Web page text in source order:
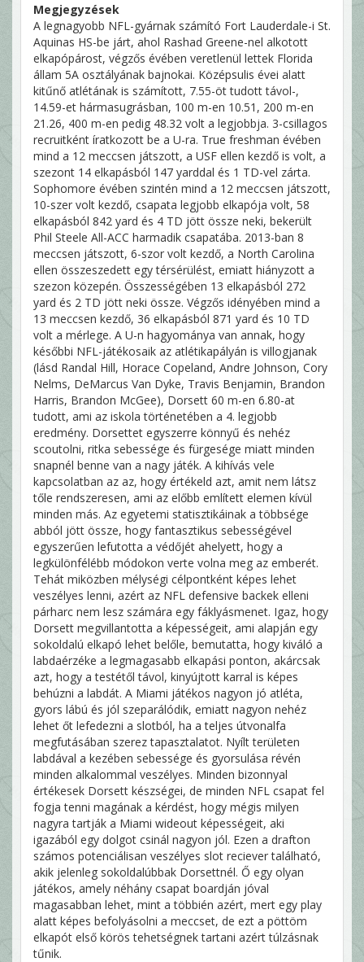
Megjegyzések
A legnagyobb NFL-gyárnak számító Fort Lauderdale-i St.
Aquinas HS-be járt, ahol Rashad Greene-nel alkotott
elkapópárost, végzős évében veretlenül lettek Florida
állam 5A osztályának bajnokai. Középsulis évei alatt
kitűnő atlétának is számított, 7.55-öt tudott távol-,
14.59-et hármasugrásban, 100 m-en 10.51, 200 m-en
21.26, 400 m-en pedig 48.32 volt a legjobbja. 3-csillagos
recruitként íratkozott be a U-ra. True freshman évében
mind a 12 meccsen játszott, a USF ellen kezdő is volt, a
szezont 14 elkapásból 147 yarddal és 1 TD-vel zárta.
Sophomore évében szintén mind a 12 meccsen játszott,
10-szer volt kezdő, csapata legjobb elkapója volt, 58
elkapásból 842 yard és 4 TD jött össze neki, bekerült
Phil Steele All-ACC harmadik csapatába. 2013-ban 8
meccsen játszott, 6-szor volt kezdő, a North Carolina
ellen összeszedett egy térsérülést, emiatt hiányzott a
szezon közepén. Összességében 13 elkapásból 272
yard és 2 TD jött neki össze. Végzős idényében mind a
13 meccsen kezdő, 36 elkapásból 871 yard és 10 TD
volt a mérlege. A U-n hagyománya van annak, hogy
későbbi NFL-játékosaik az atlétikapályán is villogjanak
(lásd Randal Hill, Horace Copeland, Andre Johnson, Cory
Nelms, DeMarcus Van Dyke, Travis Benjamin, Brandon
Harris, Brandon McGee), Dorsett 60 m-en 6.80-at
tudott, ami az iskola történetében a 4. legjobb
eredmény. Dorsettet egyszerre könnyű és nehéz
scoutolni, ritka sebessége és fürgesége miatt minden
snapnél benne van a nagy játék. A kihívás vele
kapcsolatban az az, hogy értékeld azt, amit nem látsz
tőle rendszeresen, ami az előbb említett elemen kívül
minden más. Az egyetemi statisztikáinak a többsége
abból jött össze, hogy fantasztikus sebességével
egyszerűen lefutotta a védőjét ahelyett, hogy a
legkülönfélébb módokon verte volna meg az emberét.
Tehát miközben mélységi célpontként képes lehet
veszélyes lenni, azért az NFL defensive backek elleni
párharc nem lesz számára egy fáklyásmenet. Igaz, hogy
Dorsett megvillantotta a képességeit, ami alapján egy
sokoldalú elkapó lehet belőle, bemutatta, hogy kiváló a
labdaérzéke a legmagasabb elkapási ponton, akárcsak
azt, hogy a testétől távol, kinyújtott karral is képes
behúzni a labdát. A Miami játékos nagyon jó atléta,
gyors lábú és jól szeparálódik, emiatt nagyon nehéz
lehet őt lefedezni a slotból, ha a teljes útvonalfa
megfutásában szerez tapasztalatot. Nyílt területen
labdával a kezében sebessége és gyorsulása révén
minden alkalommal veszélyes. Minden bizonnyal
értékesek Dorsett készségei, de minden NFL csapat fel
fogja tenni magának a kérdést, hogy mégis milyen
nagyra tartják a Miami wideout képességeit, aki
igazából egy dolgot csinál nagyon jól. Ezen a drafton
számos potenciálisan veszélyes slot reciever található,
akik jelenleg sokoldalúbbak Dorsettnél. Ő egy olyan
játékos, amely néhány csapat boardján jóval
magasabban lehet, mint a többién azért, mert egy play
alatt képes befolyásolni a meccset, de ezt a pöttöm
elkapót első körös tehetségnek tartani azért túlzásnak
tűnik.